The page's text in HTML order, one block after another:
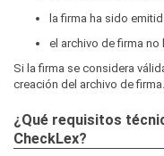
la firma ha sido
el archivo de firma
Si la firma se considera
creación del archivo de firma.
¿Qué requisitos
CheckLex?